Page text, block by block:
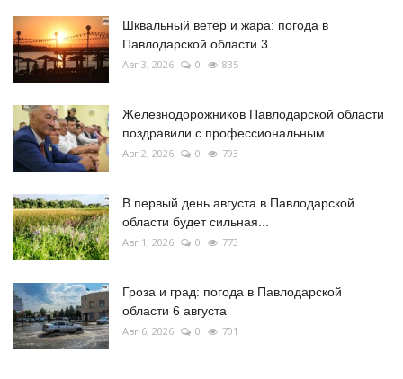
Шквальный ветер и жара: погода в
Павлодарской области 3...
Авг 3, 2026 0 835
Железнодорожников Павлодарской области
поздравили с профессиональным...
Авг 2, 2026 0 793
В первый день августа в Павлодарской
области будет сильная...
Авг 1, 2026 0 773
Гроза и град: погода в Павлодарской
области 6 августа
Авг 6, 2026 0 701